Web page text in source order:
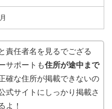
責任者名を見るでござる
サポートも住所が途中まで
確な住所が掲載できないの
式サイトにしっかり掲載さ
よ！